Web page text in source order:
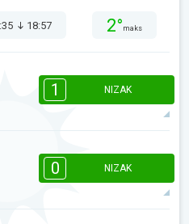
18:57 2° maks
1 NIZAK
14:00
-1°
0 NIZAK